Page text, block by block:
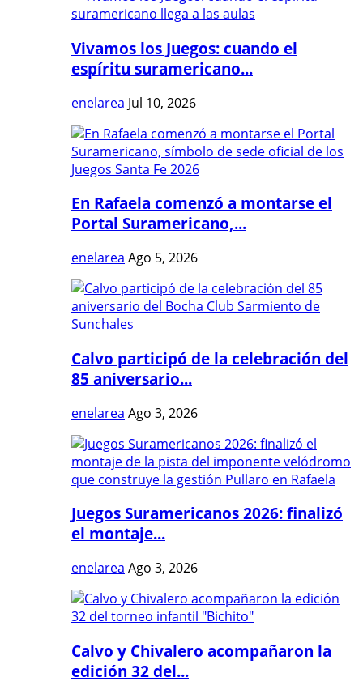
Vivamos los Juegos: cuando el
espíritu suramericano...
enelarea Jul 10, 2026
En Rafaela comenzó a montarse el
Portal Suramericano,...
enelarea Ago 5, 2026
Calvo participó de la celebración del
85 aniversario...
enelarea Ago 3, 2026
Juegos Suramericanos 2026: finalizó
el montaje...
enelarea Ago 3, 2026
Calvo y Chivalero acompañaron la
edición 32 del...